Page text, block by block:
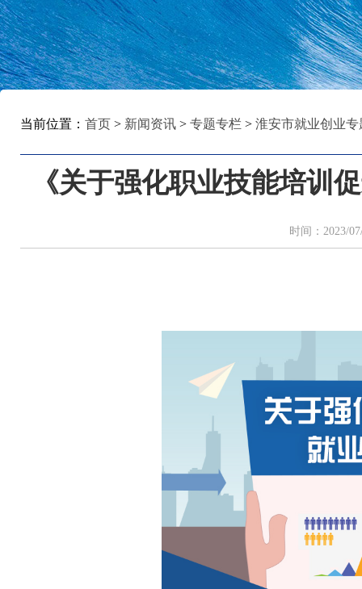
当前位置： 首页 > 新闻资讯 > 专题专栏 > 淮安市就业创业专
《关于强化职业技能培训
时间：2023/